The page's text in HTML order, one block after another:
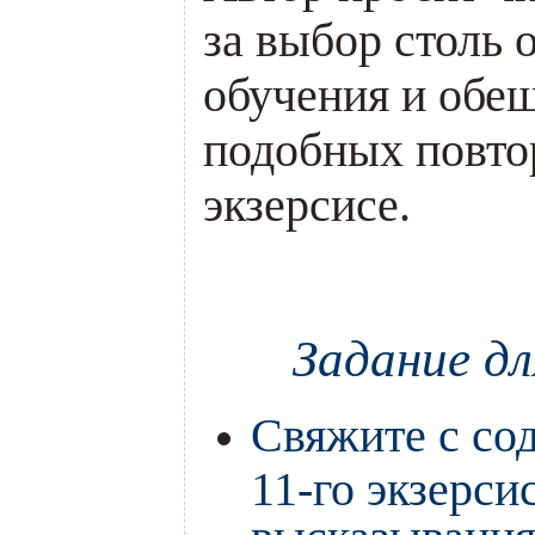
за выбор столь
обучения и
подобных
экзерсисе.
Задание
Свяжите с
11-го